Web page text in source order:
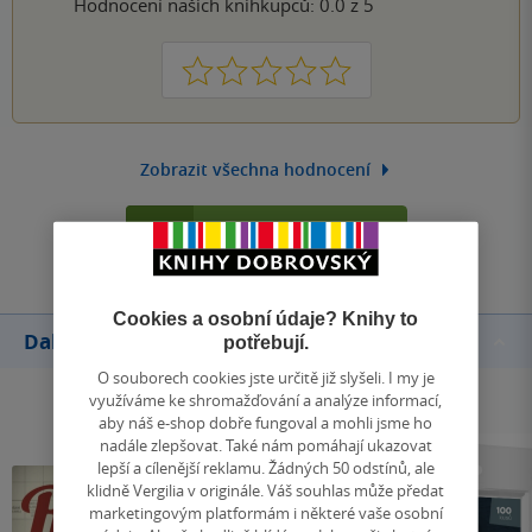
Hodnocení našich knihkupců: 0.0 z 5
1 2 3 4 5
Zobrazit všechna hodnocení
Další knihy autora
Cookies a osobní údaje? Knihy to
potřebují.
O souborech cookies jste určitě již slyšeli. I my je
využíváme ke shromažďování a analýze informací,
aby náš e-shop dobře fungoval a mohli jsme ho
nadále zlepšovat. Také nám pomáhají ukazovat
lepší a cílenější reklamu. Žádných 50 odstínů, ale
klidně Vergilia v originále. Váš souhlas může předat
marketingovým platformám i některé vaše osobní